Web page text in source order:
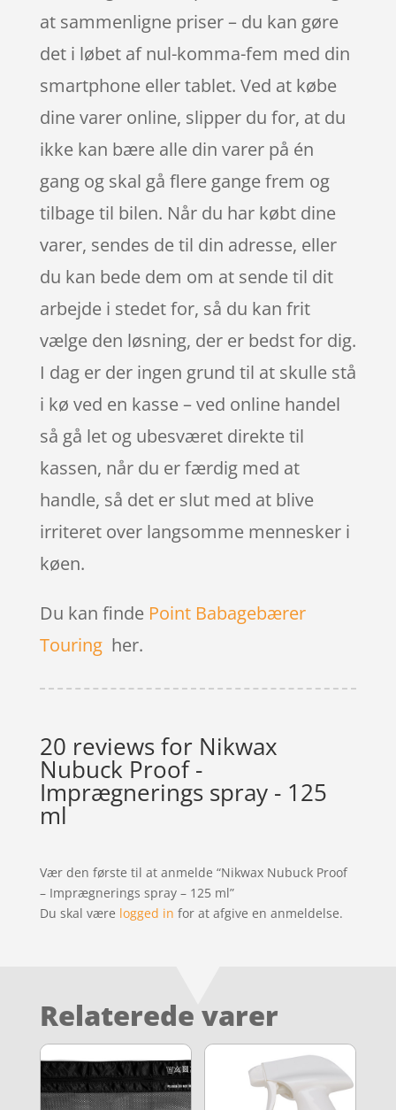
at sammenligne priser – du kan gøre
det i løbet af nul-komma-fem med din
smartphone eller tablet. Ved at købe
dine varer online, slipper du for, at du
ikke kan bære alle din varer på én
gang og skal gå flere gange frem og
tilbage til bilen. Når du har købt dine
varer, sendes de til din adresse, eller
du kan bede dem om at sende til dit
arbejde i stedet for, så du kan frit
vælge den løsning, der er bedst for dig.
I dag er der ingen grund til at skulle stå
i kø ved en kasse – ved online handel
så gå let og ubesværet direkte til
kassen, når du er færdig med at
handle, så det er slut med at blive
irriteret over langsomme mennesker i
køen.
Du kan finde Point Babagebærer
Touringher.
20 reviews for Nikwax
Nubuck Proof -
Imprægnerings spray - 125
ml
Vær den første til at anmelde “Nikwax Nubuck Proof
– Imprægnerings spray – 125 ml”
Du skal være logged in for at afgive en anmeldelse.
Relaterede varer